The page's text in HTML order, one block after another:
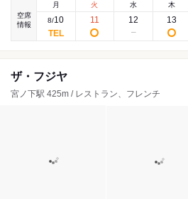
空席
情報
月
8/10
火
11
水
12
木
13
ザ・フジヤ
宮ノ下駅 425m / レストラン、フレンチ